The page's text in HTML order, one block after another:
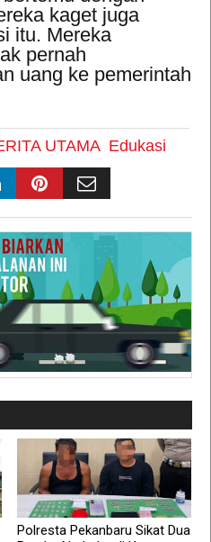
kaget juga
itu. Mereka
pernah
uang ke pemerintah
UTAMA Edukasi
Polresta Pekanbaru Sikat Dua